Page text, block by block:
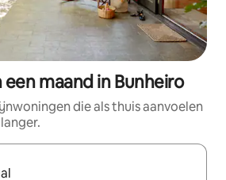
maand in Bunheiro
die als thuis aanvoelen
beschikbaar zijn, maak je een keuze